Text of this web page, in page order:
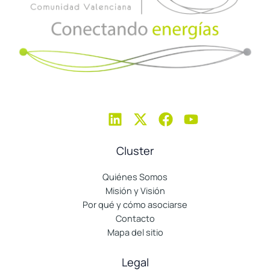
Cluster
Quiénes Somos
Misión y Visión
Por qué y cómo asociarse
Contacto
Mapa del sitio
Legal